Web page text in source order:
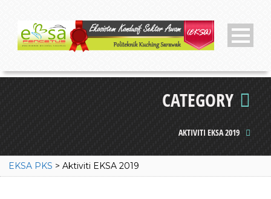
CATEGORY
AKTIVITI EKSA 2019
EKSA PKS > Aktiviti EKSA 2019